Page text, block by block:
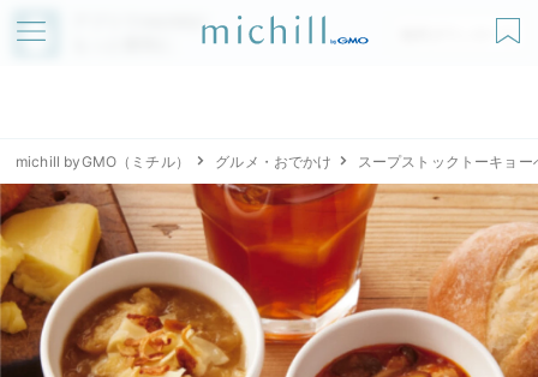
アプリでmichillが
無料ダウンロード
michill byGMO（ミチル） グルメ・おでかけ スープストックトーキョ